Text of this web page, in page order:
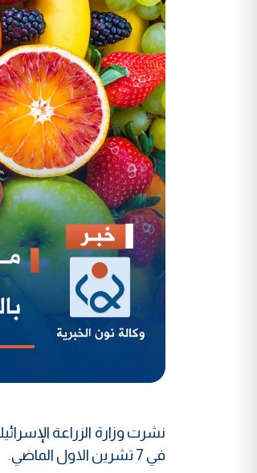
نشرت وزارة الزراعة
في 7 تشرين الاول الماضي.